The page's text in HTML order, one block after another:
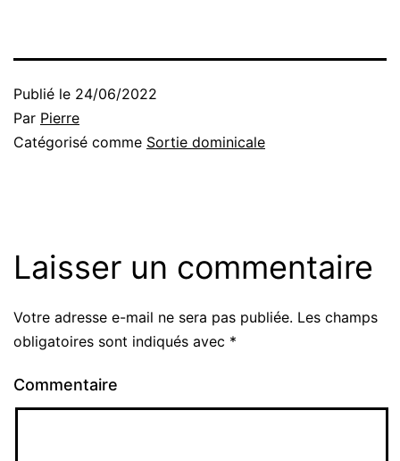
Publié le 24/06/2022
Par Pierre
Catégorisé comme Sortie dominicale
Laisser un commentaire
Votre adresse e-mail ne sera pas publiée. Les champs
obligatoires sont indiqués avec *
Commentaire